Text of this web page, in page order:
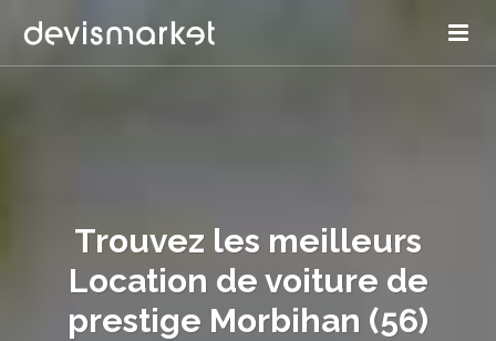
Trouvez les meilleurs
Location de voiture de
prestige Morbihan (56)